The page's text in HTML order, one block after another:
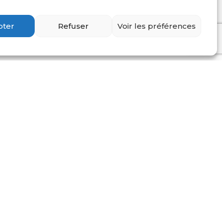
Refuser Voir les préférences